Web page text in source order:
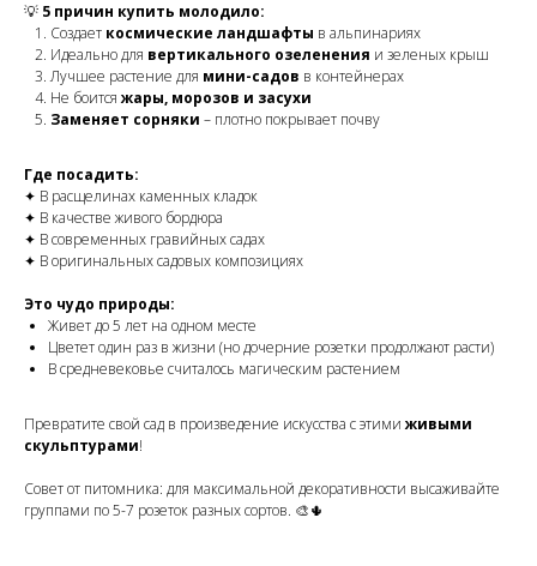
💡 5 причин купить молодило:
Создает космические ландшафты в альпинариях
Идеально для вертикального озеленения и зеленых крыш
Лучшее растение для мини-садов в контейнерах
Не боитсяжары, морозов и засухи
Заменяет сорняки – плотно покрывает почву
Где посадить:
✦ В расщелинах каменных кладок
✦ В качестве живого бордюра
✦ В современных гравийных садах
✦ В оригинальных садовых композициях
Это чудо природы:
Живет до 5 лет на одном месте
Цветет один раз в жизни (но дочерние розетки продолжают расти)
В средневековье считалось магическим растением
Превратите свой сад в произведение искусства с этимиживыми
скульптурами!
Совет от питомника: для максимальной декоративности высаживайте
группами по 5-7 розеток разных сортов. 🎨🌵